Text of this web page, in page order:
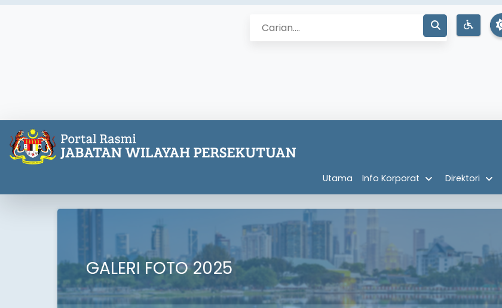
Utama Info Korporat Direktori
GALERI FOTO 2025